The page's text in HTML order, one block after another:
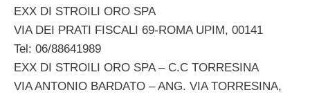
EXX DI STROILI ORO SPA
VIA DEI PRATI FISCALI 69-ROMA UPIM, 00141
Tel: 06/88641989
EXX DI STROILI ORO SPA – C.C TORRESINA
VIA ANTONIO BARDATO – ANG. VIA TORRESINA,